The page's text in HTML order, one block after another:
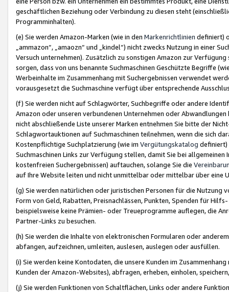
geschäftlichen Beziehung oder Verbindung zu diesen steht
Programminhalten).
(e) Sie werden Amazon-Marken (wie in den Markenrichtlinien definiert)
„ammazon“, „amaozn“ und „kindel“) nicht zwecks Nutzung in einer
Versuch unternehmen). Zusätzlich zu sonstigen Amazon zur
sorgen, dass von uns benannte Suchmaschinen Geschützte Begriffe
Werbeinhalte im Zusammenhang mit Suchergebnissen verwendet
vorausgesetzt die Suchmaschine verfügt über entsprechende
(f) Sie werden nicht auf Schlagwörter, Suchbegriffe oder andere
Amazon oder unseren verbundenen Unternehmen oder
nicht abschließende Liste unserer Marken entnehmen Sie bitte der
Schlagwortauktionen auf Suchmaschinen teilnehmen, wenn die sich
Kostenpflichtige Suchplatzierung (wie im Vergütungskatalog definiert)
Suchmaschinen Links zur Verfügung stellen, damit Sie bei
kostenfreien Suchergebnissen) auftauchen, solange Sie die
auf Ihre Website leiten und nicht unmittelbar oder mittelbar über eine
(g) Sie werden natürlichen oder juristischen Personen für die Nutzung
Form von Geld, Rabatten, Preisnachlässen, Punkten, Spenden für
beispielsweise keine Prämien- oder Treueprogramme auflegen, die
Partner-Links zu besuchen.
(h) Sie werden die Inhalte von elektronischen Formularen oder
abfangen, aufzeichnen, umleiten, auslesen, auslegen oder ausfüllen.
(i) Sie werden keine Kontodaten, die unsere Kunden im
Kunden der Amazon-Websites), abfragen, erheben, einholen,
(j) Sie werden Funktionen von Schaltflächen, Links oder andere